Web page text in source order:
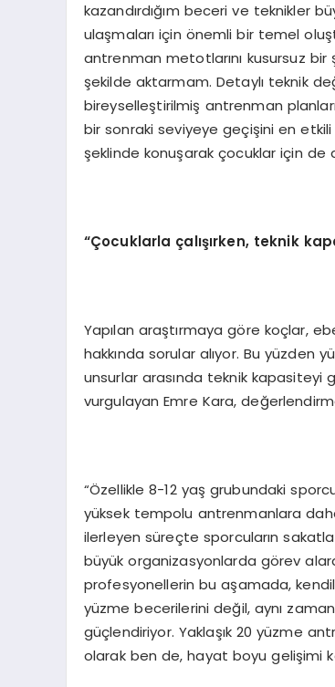
kazandırdığım beceri ve teknikler
ulaşmaları için önemli bir temel
antrenman metotlarını kusursuz
şekilde aktarmam. Detaylı teknik
bireyselleştirilmiş antrenman planları
bir sonraki seviyeye geçişini en
şeklinde konuşarak çocuklar için de
“Çocuklarla çalışırken, teknik
Yapılan araştırmaya göre koçlar,
hakkında sorular alıyor. Bu yüzden
unsurlar arasında teknik kapasiteyi
vurgulayan Emre Kara,
“Özellikle 8-12 yaş grubundaki
yüksek tempolu antrenmanlara
ilerleyen süreçte sporcuların
büyük organizasyonlarda görev
profesyonellerin bu aşamada,
yüzme becerilerini değil, aynı
güçlendiriyor. Yaklaşık 20 yüzme
olarak ben de, hayat boyu gelişimi